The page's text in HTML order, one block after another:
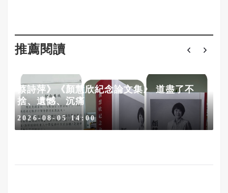
推薦閱讀
蔡詩萍》《顏慧欣紀念論文集》 道盡了不
捨、遺憾、沉痛
2026-08-05 14:00